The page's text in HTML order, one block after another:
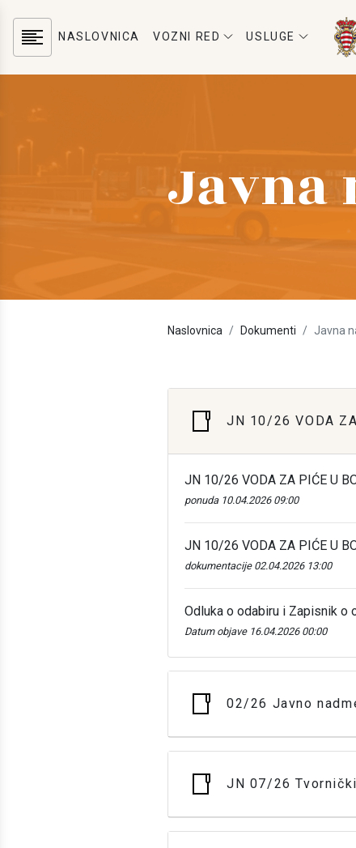
NASLOVNICA VOZNI RED USLUGE
Javna
Naslovnica Dokumenti Javna
JN 10/26 VODA
JN 10/26 VODA ZA PIĆE U
ponuda 10.04.2026 09:00
JN 10/26 VODA ZA PIĆE U
dokumentacije 02.04.2026 13:00
Odluka o odabiru i Zapisnik o
Datum objave 16.04.2026 00:00
02/26 Javno
JN 07/26